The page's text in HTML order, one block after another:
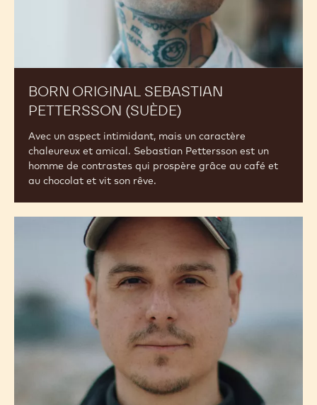
BORN ORIGINAL SEBASTIAN
PETTERSSON (SUÈDE)
Avec un aspect intimidant, mais un caractère
chaleureux et amical. Sebastian Pettersson est un
homme de contrastes qui prospère grâce au café et
au chocolat et vit son rêve.
NIKOLAKOPOULOS
(GRÈCE)